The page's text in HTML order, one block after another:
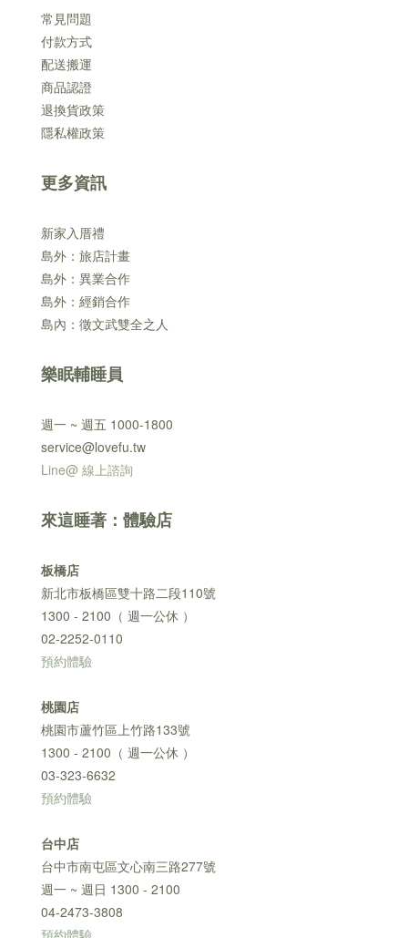
常見問題
付款方式
配送搬運
商品認證
退換貨政策
隱私權政策
更多資訊
新家入厝禮
島外：旅店計畫
島外：異業合作
島外：經銷合作
島內：徵文武雙全之人
樂眠輔睡員
週一 ~ 週五 1000-1800
service@lovefu.tw
Line@ 線上諮詢
來這睡著：體驗店
板橋店
新北市板橋區雙十路二段110號
1300 - 2100（ 週一公休 ）
02-2252-0110
預約體驗
桃園店
桃園市蘆竹區上竹路133號
1300 - 2100（ 週一公休 ）
03-323-6632
預約體驗
台中店
台中市南屯區文心南三路277號
週一 ~ 週日 1300 - 2100
04-2473-3808
預約體驗